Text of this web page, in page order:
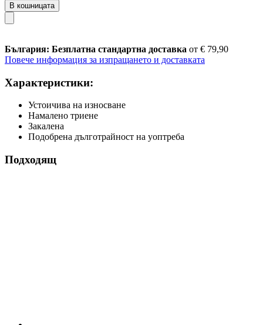
В кошницата
България: Безплатна стандартна доставка от € 79,90
Повече информация за изпращането и доставката
Характеристики:
Устоичива на износване
Намалено триене
Закалена
Подобрена дълготрайност на уоптреба
Подходящ